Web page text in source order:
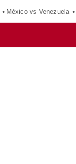
México vs Venezuela